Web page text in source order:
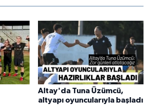
Altay'da Tuna Üzümcü,
altyapı oyuncularıyla başladı